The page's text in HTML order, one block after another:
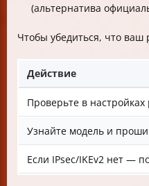
(альтернатива
Чтобы убедиться, что ваш
Действие
Проверьте в
Узнайте модель и
Если IPsec/IKEv2 нет —